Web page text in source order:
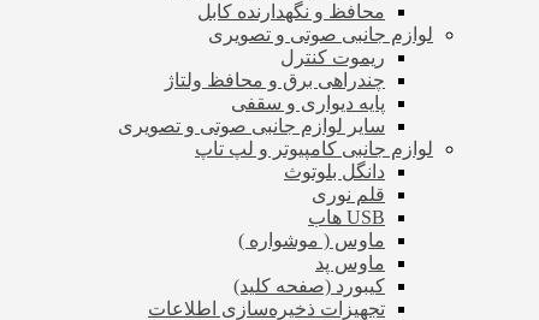
محافظ و نگهدارنده کابل
لوازم جانبی صوتی و تصویری
ریموت کنترل
چندراهی برق و محافظ ولتاژ
پایه دیواری و سقفی
سایر لوازم جانبی صوتی و تصویری
لوازم جانبی کامپیوتر و لپ تاپ
دانگل بلوتوث
قلم نوری
USB هاب
ماوس ( موشواره )
ماوس پد
کیبورد (صفحه کلید)
تجهیزات ذخیره‌سازی اطلاعات